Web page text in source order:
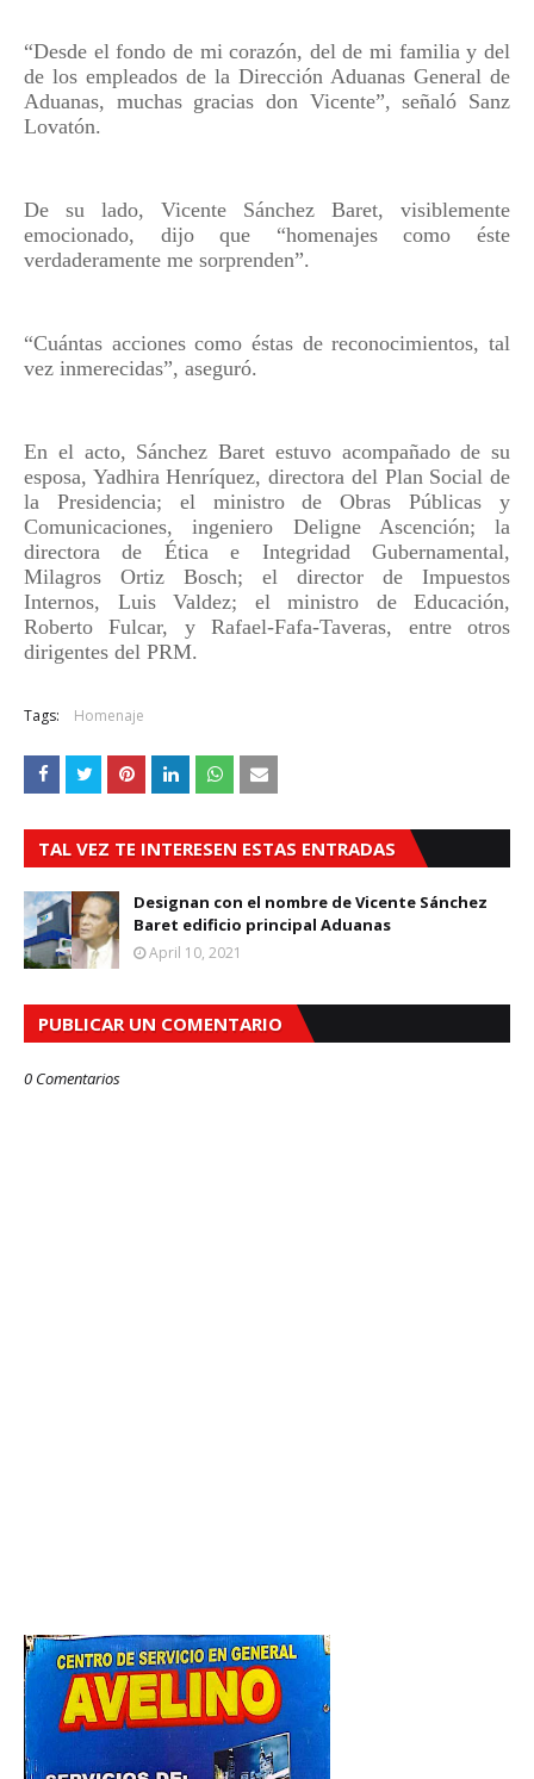
“Desde el fondo de mi corazón, del de mi familia y del
de los empleados de la Dirección Aduanas General de
Aduanas, muchas gracias don Vicente”, señaló Sanz
Lovatón.
De su lado, Vicente Sánchez Baret, visiblemente
emocionado, dijo que “homenajes como éste
verdaderamente me sorprenden”.
“Cuántas acciones como éstas de reconocimientos, tal
vez inmerecidas”, aseguró.
En el acto, Sánchez Baret estuvo acompañado de su
esposa, Yadhira Henríquez, directora del Plan Social de
la Presidencia; el ministro de Obras Públicas y
Comunicaciones, ingeniero Deligne Ascención; la
directora de Ética e Integridad Gubernamental,
Milagros Ortiz Bosch; el director de Impuestos
Internos, Luis Valdez; el ministro de Educación,
Roberto Fulcar, y Rafael-Fafa-Taveras, entre otros
dirigentes del PRM.
Tags: Homenaje
TAL VEZ TE INTERESEN ESTAS ENTRADAS
Designan con el nombre de Vicente Sánchez
Baret edificio principal Aduanas
April 10, 2021
PUBLICAR UN COMENTARIO
0 Comentarios